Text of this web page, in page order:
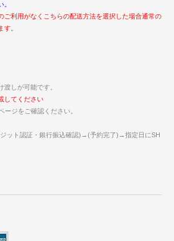
利用がなくこちらの配送方法を選択した場合通常の
。
しが可能です。
してください
ジをご確認ください。
ット認証・銀行振込確認)→(予約完了)→指定日にSH